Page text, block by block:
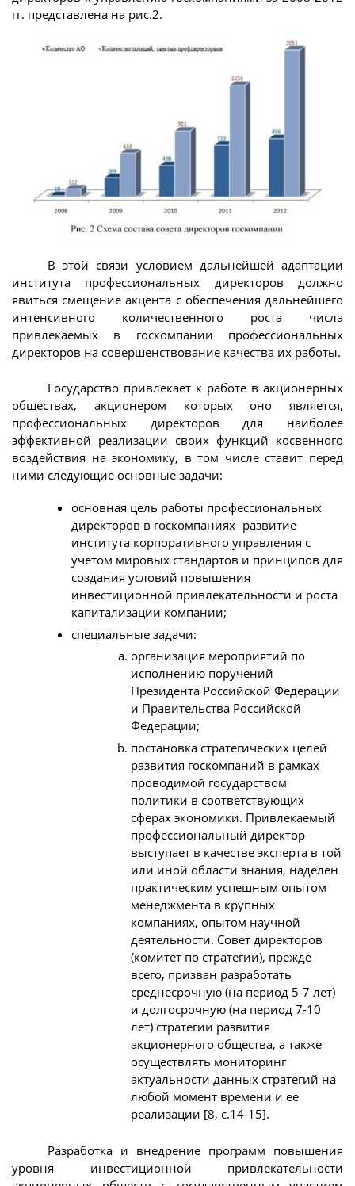
гг. представлена на рис.2.
В этой связи условием дальнейшей адаптации
института профессиональных директоров должно
явиться смещение акцента с обеспечения дальнейшего
интенсивного количественного роста числа
привлекаемых в госкомпании профессиональных
директоров на совершенствование качества их работы.
Государство привлекает к работе в акционерных
обществах, акционером которых оно является,
профессиональных директоров для наиболее
эффективной реализации своих функций косвенного
воздействия на экономику, в том числе ставит перед
ними следующие основные задачи:
основная цель работы профессиональных
директоров в госкомпаниях -развитие
института корпоративного управления с
учетом мировых стандартов и принципов для
создания условий повышения
инвестиционной привлекательности и роста
капитализации компании;
специальные задачи:
организация мероприятий по
исполнению поручений
Президента Российской Федерации
и Правительства Российской
Федерации;
постановка стратегических целей
развития госкомпаний в рамках
проводимой государством
политики в соответствующих
сферах экономики. Привлекаемый
профессиональный директор
выступает в качестве эксперта в той
или иной области знания, наделен
практическим успешным опытом
менеджмента в крупных
компаниях, опытом научной
деятельности. Совет директоров
(комитет по стратегии), прежде
всего, призван разработать
среднесрочную (на период 5-7 лет)
и долгосрочную (на период 7-10
лет) стратегии развития
акционерного общества, а также
осуществлять мониторинг
актуальности данных стратегий на
любой момент времени и ее
реализации [8, с.14-15].
Разработка и внедрение программ повышения
уровня инвестиционной привлекательности